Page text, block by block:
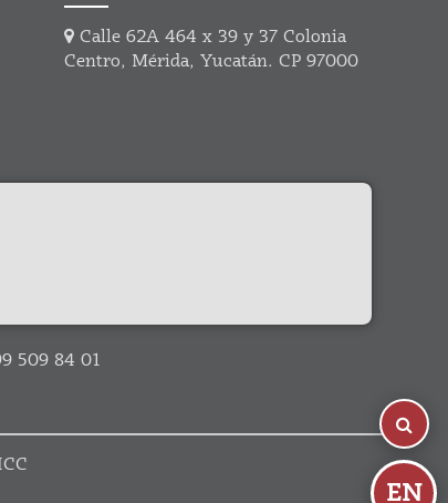
Calle 62A 464 x 39 y 37 Colonia
Centro, Mérida, Yucatán. CP 97000
509 84 01
EN